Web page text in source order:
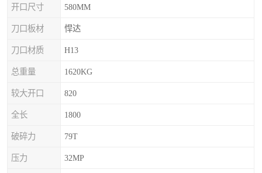
开口尺寸 580MM
刀口板材 悍达
刀口材质 H13
总重量 1620KG
较大开口 820
全长 1800
破碎力 79T
压力 32MP